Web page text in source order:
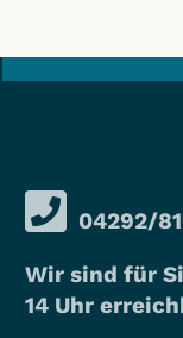
04292/
Wir sind für
14 Uhr